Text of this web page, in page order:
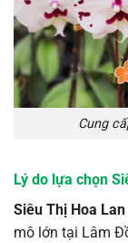
Cung
Lý do lựa chọn
Siêu Thị Hoa Lan
mô lớn tại Lâm